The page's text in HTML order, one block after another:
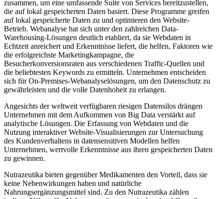
zusammen, um eine umfassende Suite von Services bereitzustellen,
die auf lokal gespeicherten Daten basiert. Diese Programme greifen
auf lokal gespeicherte Daten zu und optimieren den Website-
Betrieb. Webanalyse hat sich unter den zahlreichen Data-
Warehousing-Lösungen deutlich etabliert, da sie Webdaten in
Echtzeit anreichert und Erkenntnisse liefert, die helfen, Faktoren wie
die erfolgreichste Marketingkampagne, die
Besucherkonversionsraten aus verschiedenen Traffic-Quellen und
die beliebtesten Keywords zu ermitteln. Unternehmen entscheiden
sich für On-Premises-Webanalyselösungen, um den Datenschutz zu
gewährleisten und die volle Datenhoheit zu erlangen.
Angesichts der weltweit verfügbaren riesigen Datensilos drängen
Unternehmen mit dem Aufkommen von Big Data verstärkt auf
analytische Lösungen. Die Erfassung von Webdaten und die
Nutzung interaktiver Website-Visualisierungen zur Untersuchung
des Kundenverhaltens in datensensitiven Modellen helfen
Unternehmen, wertvolle Erkenntnisse aus ihren gespeicherten Daten
zu gewinnen.
Nutrazeutika bieten gegenüber Medikamenten den Vorteil, dass sie
keine Nebenwirkungen haben und natürliche
Nahrungsergänzungsmittel sind. Zu den Nutrazeutika zählen